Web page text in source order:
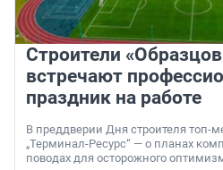
Строители
встречают
праздник на работе
В преддверии Дня строителя
„Терминал-Ресурс“ — о планах
поводах для осторожного